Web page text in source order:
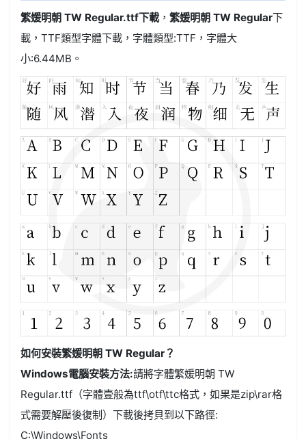
繁媛明朝 TW Regular.ttf下載，繁媛明朝 TW Regular下
載，TTF類型字體下載，字體類型:TTF ，字體大
小:6.44MB。
如何安裝繁媛明朝 TW Regular？
Windows電腦安裝方法:請將字體繁媛明朝 TW
Regular.ttf（字體壹般為ttf\otf\ttc格式，如果是zip\rar格
式需要解壓後復制）下載後拷貝到以下路徑:
C:\Windows\Fonts